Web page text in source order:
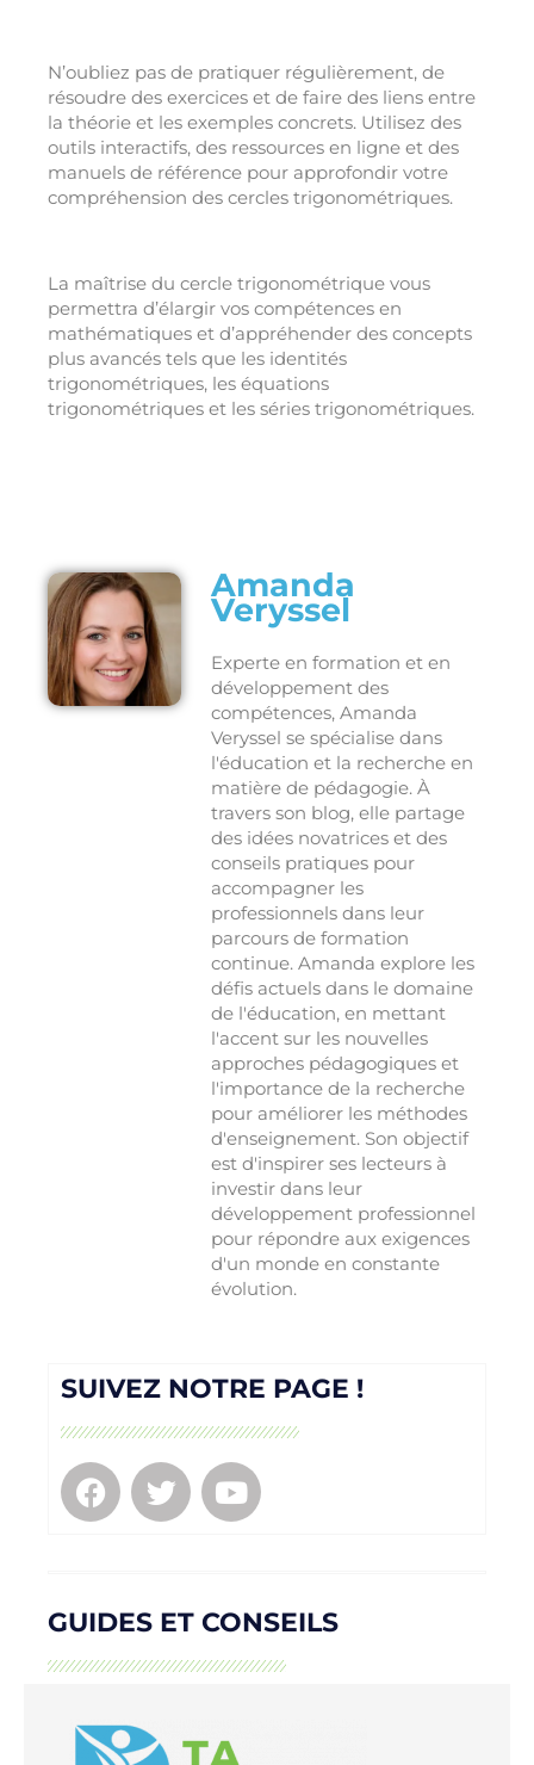
N’oubliez pas de pratiquer régulièrement, de
résoudre des exercices et de faire des liens entre
la théorie et les exemples concrets. Utilisez des
outils interactifs, des ressources en ligne et des
manuels de référence pour approfondir votre
compréhension des cercles trigonométriques.
La maîtrise du cercle trigonométrique vous
permettra d’élargir vos compétences en
mathématiques et d’appréhender des concepts
plus avancés tels que les identités
trigonométriques, les équations
trigonométriques et les séries trigonométriques.
Amanda
Veryssel
Experte en formation et en
développement des
compétences, Amanda
Veryssel se spécialise dans
l'éducation et la recherche en
matière de pédagogie. À
travers son blog, elle partage
des idées novatrices et des
conseils pratiques pour
accompagner les
professionnels dans leur
parcours de formation
continue. Amanda explore les
défis actuels dans le domaine
de l'éducation, en mettant
l'accent sur les nouvelles
approches pédagogiques et
l'importance de la recherche
pour améliorer les méthodes
d'enseignement. Son objectif
est d'inspirer ses lecteurs à
investir dans leur
développement professionnel
pour répondre aux exigences
d'un monde en constante
évolution.
SUIVEZ NOTRE PAGE !
GUIDES ET CONSEILS